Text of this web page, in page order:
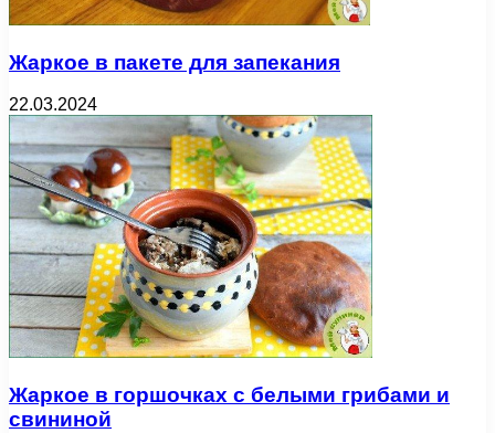
Жаркое в пакете для запекания
22.03.2024
Жаркое в горшочках с белыми грибами и
свининой